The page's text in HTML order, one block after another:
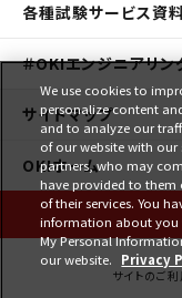
各種試験サービス資
＃OKIエンジニアリ
サイトマップ
OKIホーム
サイトのご
We use cookies to
personalize content
and to analyze our
of our website with
partners, who may
have provided to them
of their services. You
information about you
My Personal
our website.
Privacy